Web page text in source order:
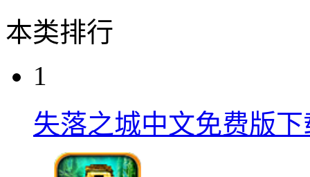
本类排行
1
失落之城中文免费版下